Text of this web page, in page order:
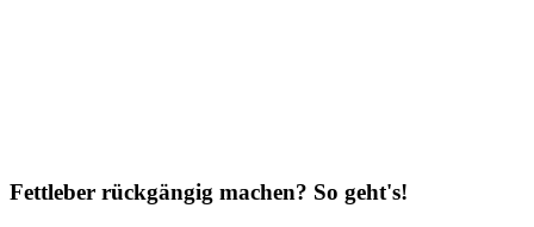
Fettleber rückgängig machen? So geht's!